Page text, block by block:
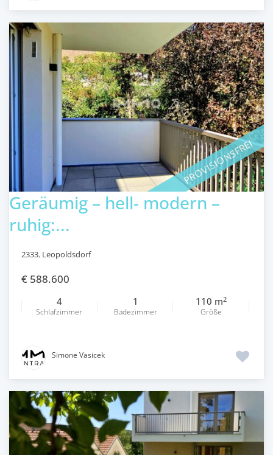
PROVISIONSFREI
Geräumig – hell- modern –
ruhig:...
2333, Leopoldsdorf
€ 588.600
4
Schlafzimmer
1
Badezimmer
110 m2
Größe
Simone Vasicek